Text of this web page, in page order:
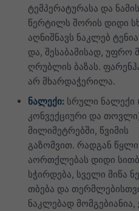
ტემპერატურასა და ნამის
წერტილს შორის დიდი
აღნიშნავს ნაკლებ
და, შესაბამისად, უფრო
ღრუბლის ბაზას.
არ მხარდაჭერილა.
ნალექი: სრული ნალექი
კონვექციური და
მილიმეტრებში, წვიმის
გაზომვით. რადგან
აორთქლებას დიდი
სჭირდება, სველი მიწა
თბება და
ნაკლებად